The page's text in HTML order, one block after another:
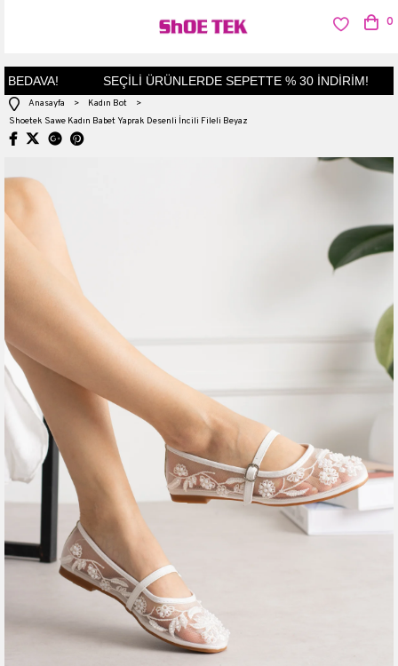
SEÇİLİ ÜRÜNLERDE SEPETTE % 30 İNDİRİM!
0
Anasayfa > Kadın Bot
>
Shoetek Sawe Kadın Babet Yaprak Desenli İncili Fileli Beyaz